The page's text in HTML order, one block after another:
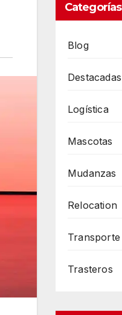
Categorías
Blog
Destacadas
Logística
Mascotas
Mudanzas
Relocation
Transporte
Trasteros